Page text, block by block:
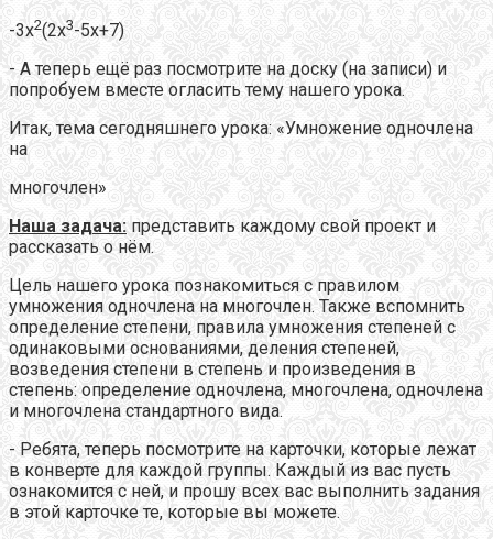
-3x2(2x3-5x+7)
- А теперь ещё раз посмотрите на доску (на записи) и
попробуем вместе огласить тему нашего урока.
Итак, тема сегодняшнего урока: «Умножение одночлена
на
многочлен»
Наша задача: представить каждому свой проект и
рассказать о нём.
Цель нашего урока познакомиться с правилом
умножения одночлена на многочлен. Также вспомнить
определение степени, правила умножения степеней с
одинаковыми основаниями, деления степеней,
возведения степени в степень и произведения в
степень: определение одночлена, многочлена, одночлена
и многочлена стандартного вида.
- Ребята, теперь посмотрите на карточки, которые лежат
в конверте для каждой группы. Каждый из вас пусть
ознакомится с ней, и прошу всех вас выполнить задания
в этой карточке те, которые вы можете.